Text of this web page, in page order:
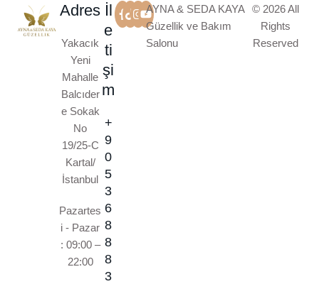
Adres
Yakacık
Yeni
Mahalle
Balcıder
e Sokak
No
19/25-C
Kartal/
İstanbul
Pazartes
i - Pazar
: 09:00 –
22:00
İl
e
ti
şi
m
+
9
0
5
3
6
8
8
8
3
AYNA & SEDA KAYA
Güzellik ve Bakım
Salonu
© 2026 All
Rights
Reserved